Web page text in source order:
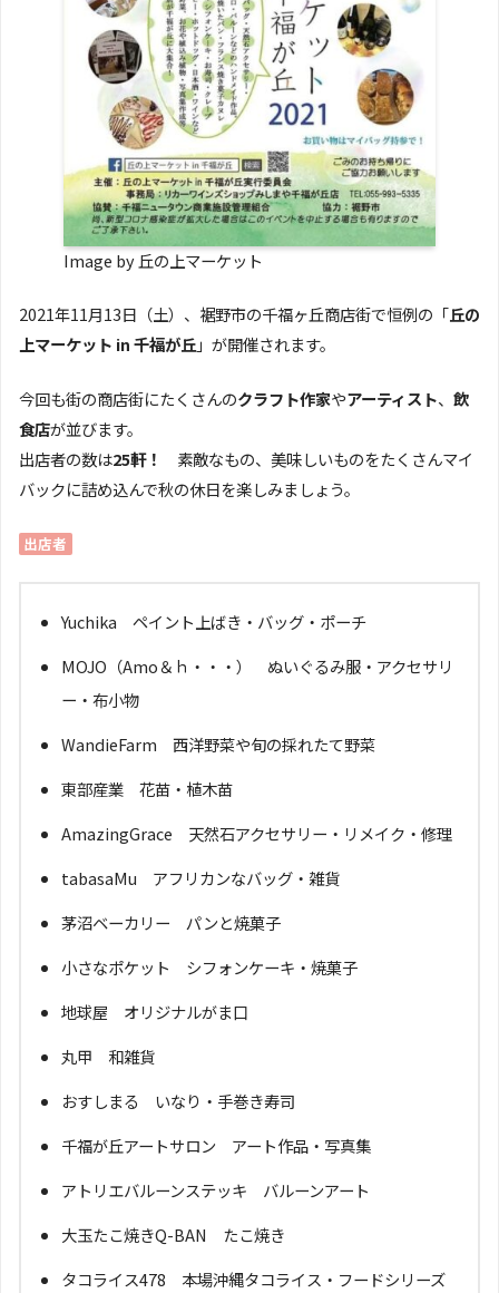
Image by 丘の上マーケット
2021年11月13日（土）、裾野市の千福ヶ丘商店街で恒例の「丘の
上マーケット in 千福が丘」が開催されます。
今回も街の商店街にたくさんのクラフト作家やアーティスト、 飲
食店が並びます。
出店者の数は25軒！
素敵なもの、美味しいものをたくさんマイ
バックに詰め込んで秋の休日を楽しみましょう。
出店者
Yuchika ペイント上ばき・バッグ・ポーチ
MOJO（Amo＆ｈ・・・） ぬいぐるみ服・アクセサリ
ー・布小物
WandieFarm 西洋野菜や旬の採れたて野菜
東部産業 花苗・植木苗
AmazingGrace 天然石アクセサリー・リメイク・修理
tabasaMu アフリカンなバッグ・雑貨
茅沼ベーカリー パンと焼菓子
小さなポケット シフォンケーキ・焼菓子
地球屋 オリジナルがま口
丸甲 和雑貨
おすしまる いなり・手巻き寿司
千福が丘アートサロン アート作品・写真集
アトリエバルーンステッキ バルーンアート
大玉たこ焼きQ-BAN たこ焼き
タコライス478 本場沖縄タコライス・フードシリーズ